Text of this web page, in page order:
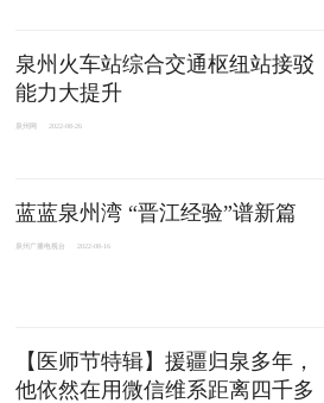
泉州火车站综合交通枢纽站接驳
能力大提升
泉州网 2022-08-26
蓝蓝泉州湾 “晋江经验”谱新篇
泉州广播电视台 2022-08-16
【医师节特辑】援疆归泉多年，
他依然在用微信维系距离四千多